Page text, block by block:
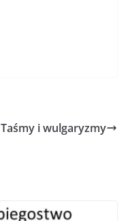
Taśmy i wulgaryzmy